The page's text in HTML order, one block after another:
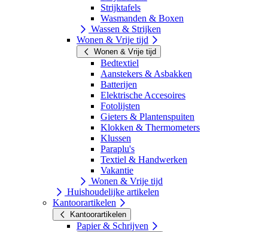
Strijktafels
Wasmanden & Boxen
Wassen & Strijken
Wonen & Vrije tijd
Wonen & Vrije tijd
Bedtextiel
Aanstekers & Asbakken
Batterijen
Elektrische Accesoires
Fotolijsten
Gieters & Plantenspuiten
Klokken & Thermometers
Klussen
Paraplu's
Textiel & Handwerken
Vakantie
Wonen & Vrije tijd
Huishoudelijke artikelen
Kantoorartikelen
Kantoorartikelen
Papier & Schrijven